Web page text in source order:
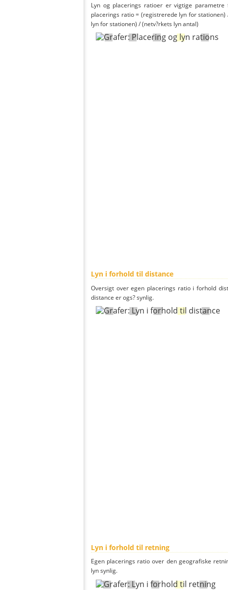
Lyn og placerings ratioer er vigtige
placerings ratio = (registrerede lyn for
lyn for stationen) / (netv?rkets lyn antal)
Lyn i forhold til distance
Oversigt over egen placerings ratio i forhold
distance er ogs? synlig.
Lyn i forhold til retning
Egen placerings ratio over den geografiske
lyn synlig.